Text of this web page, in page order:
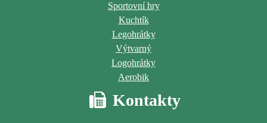
Sportovní hry
Kuchtík
Legohrátky
Výtvarný
Logohrátky
Aerobik
Kontakty